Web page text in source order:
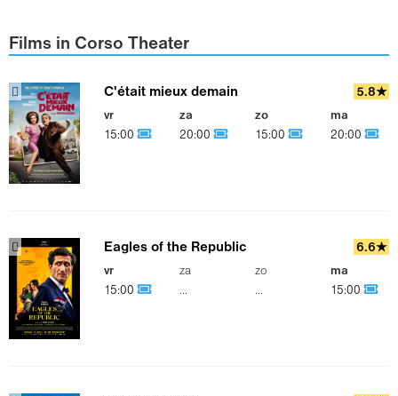
Films in Corso Theater
C'était mieux demain 5.8★
vr
15:00
za
20:00
zo
15:00
ma
20:00
Eagles of the Republic 6.6★
vr
15:00
za
...
zo
...
ma
15:00